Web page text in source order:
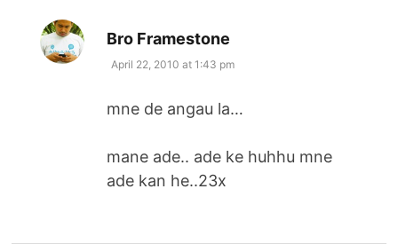
Bro Framestone
April 22, 2010 at 1:43 pm
mne de angau la…
mane ade.. ade ke huhhu mne
ade kan he..23x